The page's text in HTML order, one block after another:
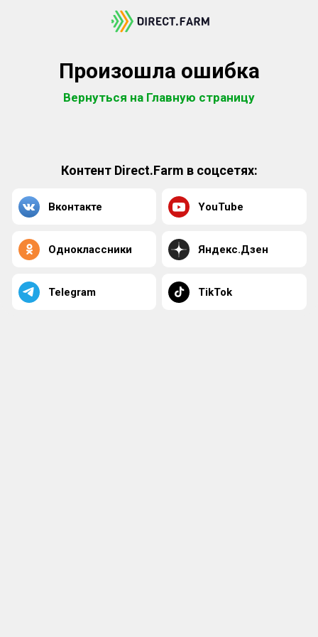
Произошла ошибка
Вернуться на Главную страницу
Контент Direct.Farm в соцсетях:
Вконтакте YouTube
Одноклассники Яндекс.Дзен
Telegram TikTok